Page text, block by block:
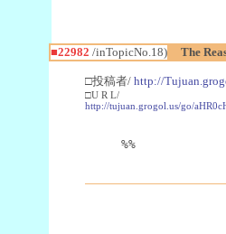
■22982 /inTopicNo.18) The
□投稿者/ http://
□U R L/
http://tujuan.grogol.us/go/
%%